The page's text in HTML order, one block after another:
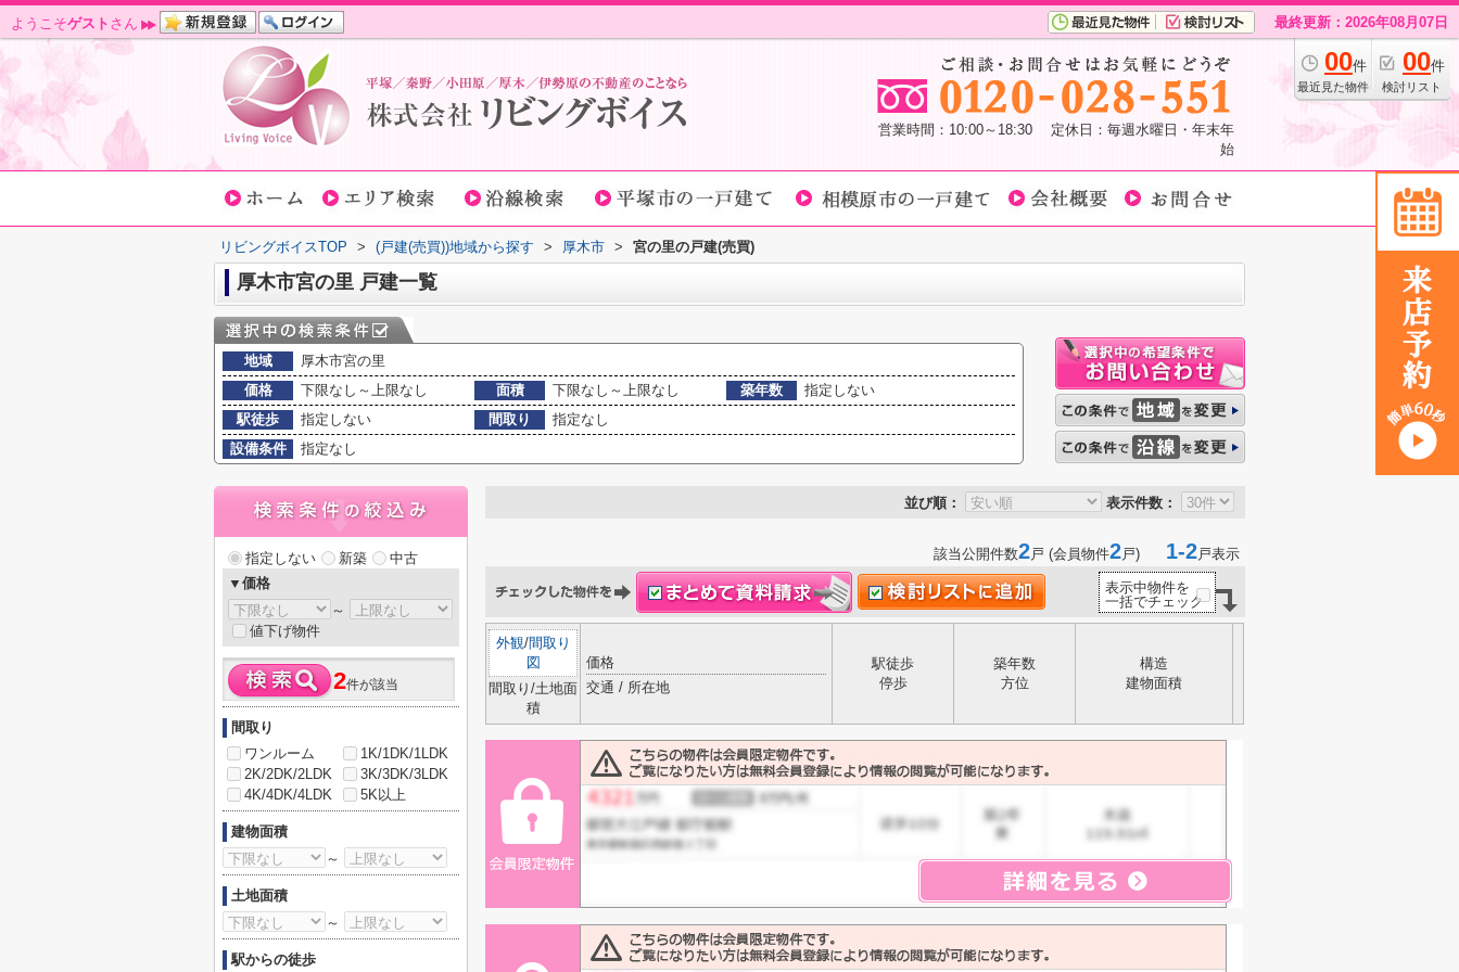
ようこそゲスト さん 最終更新：2026年08月07日
00件
最近見た物件
00件
検討リスト
営業時間：10:00～18:30 定休日：毎週水曜日・年末年
始
リビングボイスTOP > (戸建(売買))地域から探す > 厚木市 > 宮の里の戸建(売買)
厚木市宮の里 戸建一覧
地域
厚木市宮の里
価格
下限なし～上限なし 面積 下限なし～上限なし 築年数
指定しない
駅徒歩
指定しない 間取り
指定なし
設備条件
指定なし
並び順： 表示件数：
該当公開件数2戸 (会員物件2戸) 1-2戸表示
表示中物件を
一括でチェック
外観/間取り
図
間取り/土地面
積
価格
交通 / 所在地
駅徒歩
停歩
築年数
方位
構造
建物面積
指定しない 新築
中古
▼価格
～
値下げ物件
2件が該当
間取り
ワンルーム
1K/1DK/1LDK
2K/2DK/2LDK
3K/3DK/3LDK
4K/4DK/4LDK
5K以上
建物面積
～
土地面積
～
駅からの徒歩